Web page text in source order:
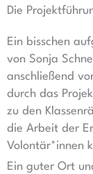
Die
Ein bisschen
von Sonja
anschließend
durch das
zu den
die Arbeit der
Volontär*innen
Ein guter Ort